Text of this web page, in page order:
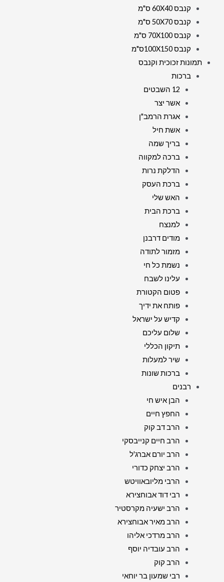
קנבס 60X40 ס"מ
קנבס 50X70 ס"מ
קנבס 70X100 ס"מ
קנבס 100X150ס"מ
תמונות זכוכית וקנבס
ברכות
12 השבטים
אשר יצר
אגרת הרמב"ן
אשת חיל
בריך שמה
ברכה למקווה
הדלקת נרות
ברכת העסק
האש שלי
ברכת הבית
למנצח
מודים דרבנן
מזמור לתודה
נשמת כל חי
עלינו לשבח
פטום הקטורת
פותח את ידיך
קדיש על ישראל
שלום עליכם
תיקון הכללי
שיר למעלות
ברכות שונות
רבנים
הבן איש חי
החפץ חיים
הרב דב קוק
הרב חיים קנייבסקי
הרב יורם אברג'ל
הרב יצחק כדורי
הרבי מליובאוויטש
רבי דוד אבוחצירא
הרב ישעיה מקרסטיר
הרב מאיר אבוחצירא
הרב מרדכי אליהו
הרב עובדיה יוסף
הרב קוק
רבי שמעון בר יוחאי